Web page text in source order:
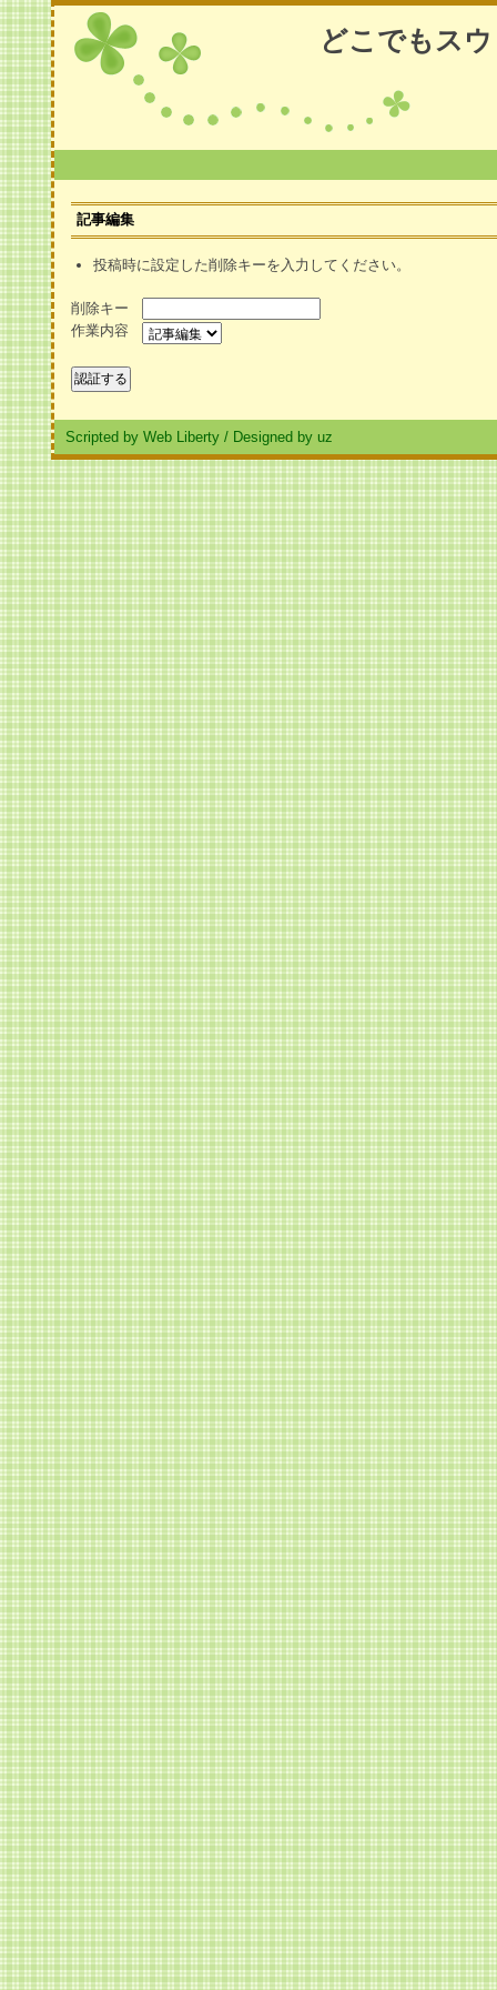
どこでもス
記事編集
投稿時に設定した削除キーを入力してください。
削除キー
作業内容
Scripted by Web Liberty / Designed by uz